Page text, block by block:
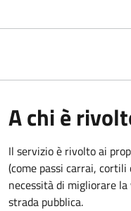
A chi è
Il servizio è rivolto ai
(come passi carrai,
necessità di migliorare
strada pubblica.